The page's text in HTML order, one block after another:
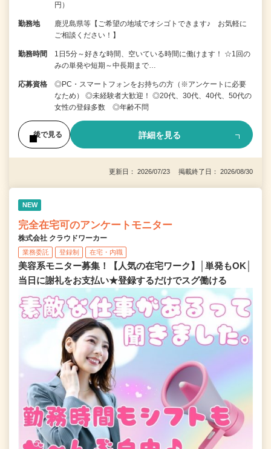
円）
勤務地
鹿児島県等【ご希望の地域でオシゴトできます♪ お気軽に
ご相談ください！】
勤務時間
1日5分～好きな時間、空いている時間に働けます！ ☆1回の
みの単発や短期～中長期まで…
応募資格
◎PC・スマートフォンをお持ちの方（※アンケートに必要
なため） ◎未経験者大歓迎！ ◎20代、30代、40代、50代の
女性の登録多数 ◎年齢不問
後で見る 詳細を見る
更新日： 2026/07/23 掲載終了日： 2026/08/30
NEW
完全在宅可のアンケートモニター
株式会社 クラウドワーカー
業務委託 登録制 在宅・内職
美容系モニター募集！【人気の在宅ワーク】│単発もOK│
当日に謝礼をお支払い★登録するだけでスグ働ける